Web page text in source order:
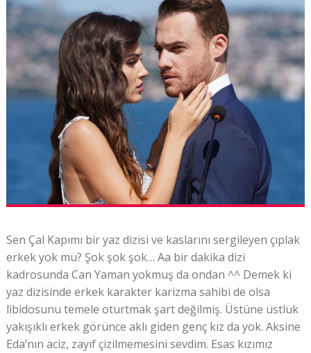
Sen Çal Kapımı bir yaz dizisi ve kaslarını sergileyen çıplak
erkek yok mu? Şok şok şok… Aa bir dakika dizi
kadrosunda Can Yaman yokmuş da ondan ^^ Demek ki
yaz dizisinde erkek karakter karizma sahibi de olsa
libidosunu temele oturtmak şart değilmiş. Üstüne üstlük
yakışıklı erkek görünce aklı giden genç kız da yok. Aksine
Eda’nın aciz, zayıf çizilmemesini sevdim. Esas kızımız